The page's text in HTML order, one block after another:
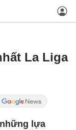
La Liga
lựa